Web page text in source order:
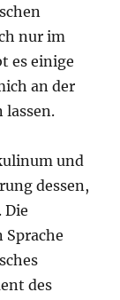
nur im
es einige
an der
lassen.
und
dessen,
Die
des